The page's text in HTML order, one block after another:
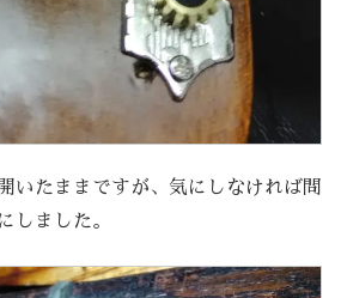
いたままですが、気にしなければ問
しました。